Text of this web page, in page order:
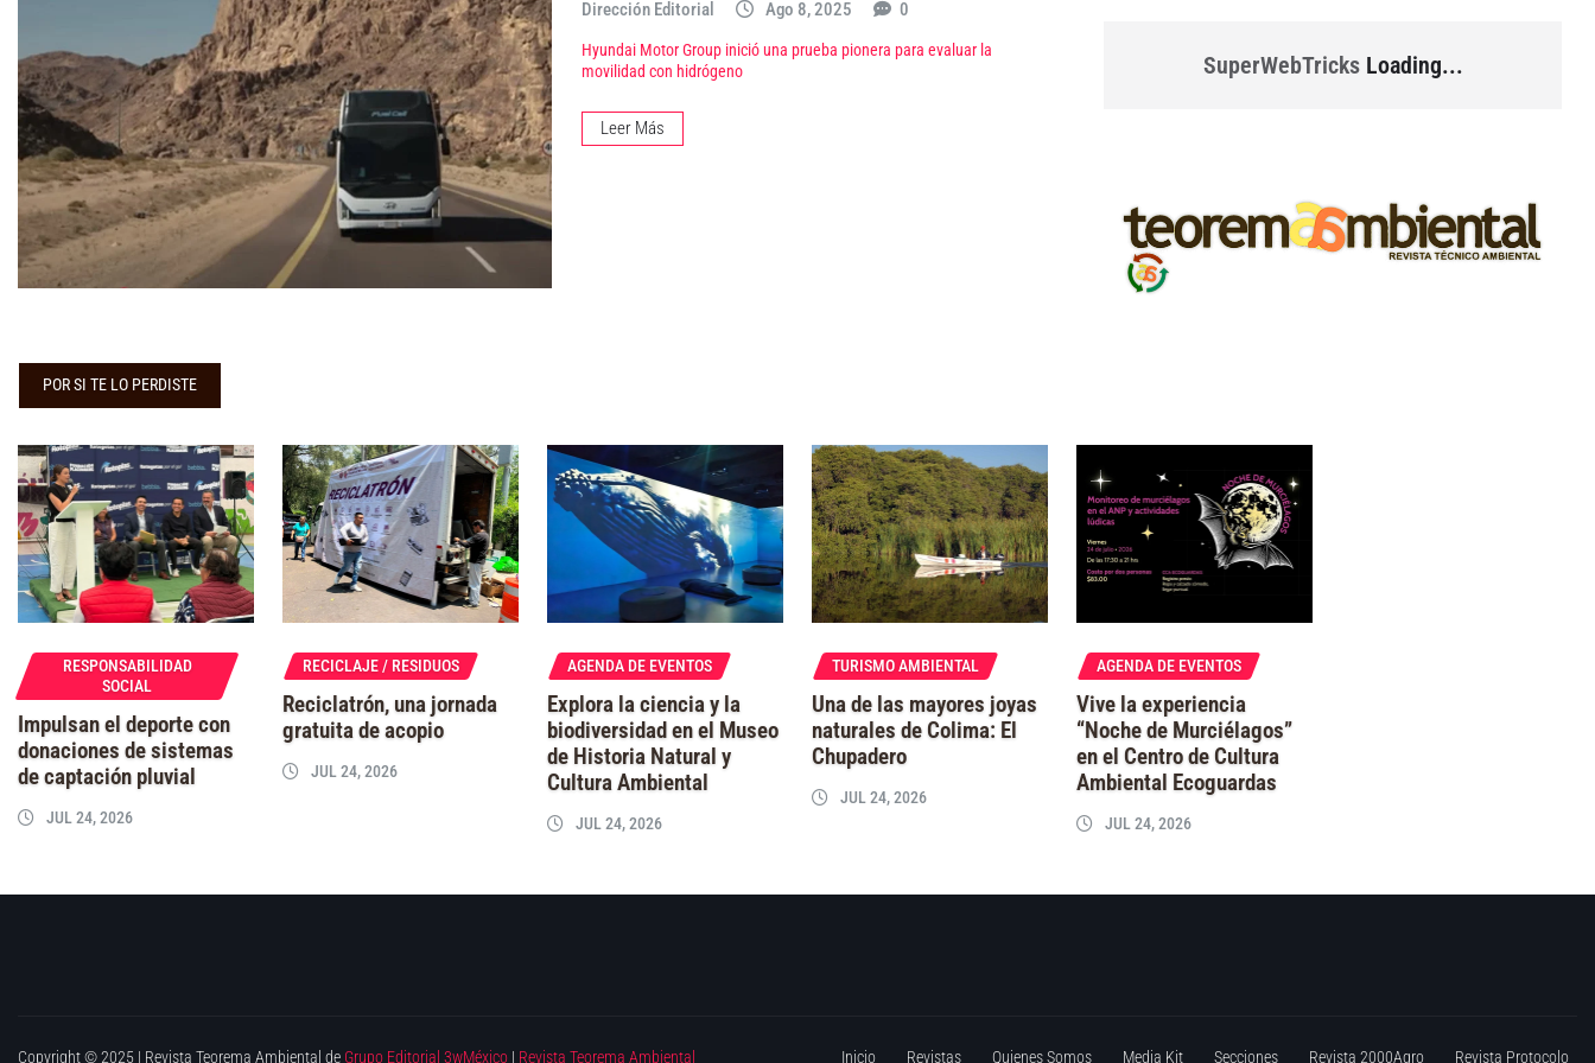
Dirección Editorial Ago 8, 2025 0
Hyundai Motor Group inició una prueba pionera para evaluar la
movilidad con hidrógeno
Leer Más
SuperWebTricksLoading...
POR SI TE LO PERDISTE
RESPONSABILIDAD
SOCIAL
Impulsan el deporte con
donaciones de sistemas
de captación pluvial
JUL 24, 2026
RECICLAJE / RESIDUOS
Reciclatrón, una jornada
gratuita de acopio
JUL 24, 2026
AGENDA DE EVENTOS
Explora la ciencia y la
biodiversidad en el Museo
de Historia Natural y
Cultura Ambiental
JUL 24, 2026
TURISMO AMBIENTAL
Una de las mayores joyas
naturales de Colima: El
Chupadero
JUL 24, 2026
AGENDA DE EVENTOS
Vive la experiencia
“Noche de Murciélagos”
en el Centro de Cultura
Ambiental Ecoguardas
JUL 24, 2026
Copyright © 2025 | Revista Teorema Ambiental de Grupo Editorial 3wMéxico | Revista Teorema Ambiental Inicio Revistas Quienes Somos Media Kit Secciones Revista 2000Agro Revista Protocolo